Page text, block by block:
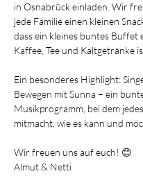
in Osnabrück einladen. Wir
jede Familie einen kleinen
dass ein kleines buntes Buffet
Kaffee, Tee und Kaltgetränke
Ein besonderes Highlight:
Bewegen mit Sunna – ein
Musikprogramm, bei dem
mitmacht, wie es kann und
Wir freuen uns auf euch! 😊
Almut & Netti